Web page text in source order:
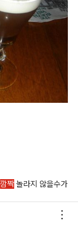
깜짝 놀라지 않을수가